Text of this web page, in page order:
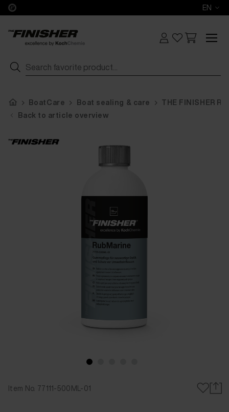
EN
BoatCare Boat sealing & care
THE FINISHER
Back to article overview
Item No. 77111-500ML-01